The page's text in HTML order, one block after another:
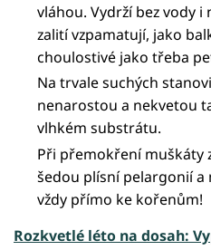
vláhou. Vydrží bez vody
zalití vzpamatují, jako
choulostivé jako třeba
Na trvale suchých
nenarostou a nekvetou
vlhkém substrátu.
Při přemokření muškáty
šedou plísní pelargonií a
vždy přímo ke kořenům!
Rozkvetlé léto na dosah: